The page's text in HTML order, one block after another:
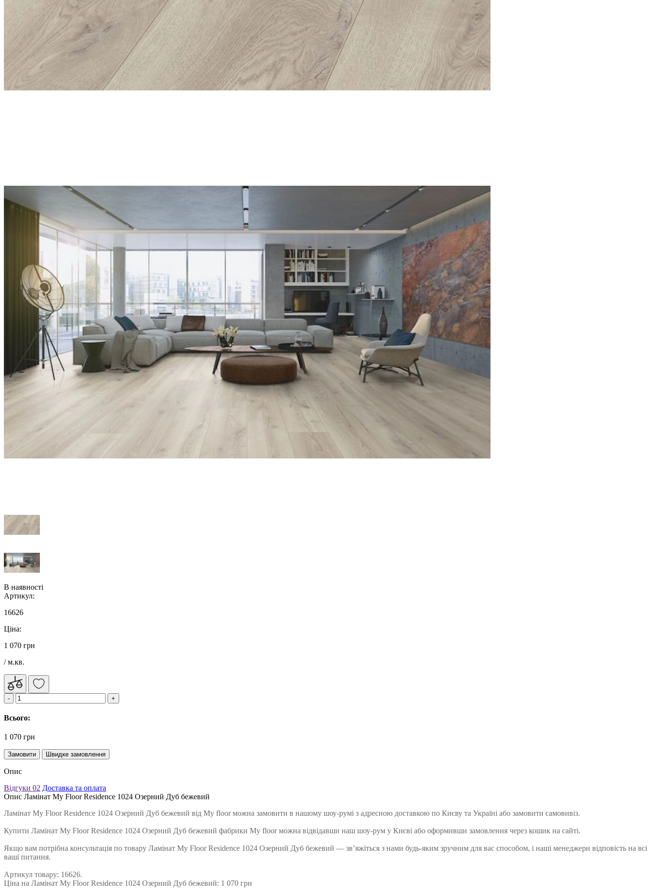
В наявності
Артикул:
16626
Ціна:
1 070 грн
/ м.кв.
Всього:
1 070 грн
Замовити Швидке замовлення
Опис
Відгуки 02 Доставка та оплата
Опис Ламінат My Floor Residence 1024 Озерний Дуб бежевий
Ламінат My Floor Residence 1024 Озерний Дуб бежевий від My floor можна замовити в нашому шоу-румі з адресною доставкою по Києву та Україні або замовити самовивіз.
Купити Ламінат My Floor Residence 1024 Озерний Дуб бежевий фабрики My floor можна відвідавши наш шоу-рум у Києві або оформивши замовлення через кошик на сайті.
Якщо вам потрібна консультація по товару Ламінат My Floor Residence 1024 Озерний Дуб бежевий — зв’яжіться з нами будь-яким зручним для вас способом, і наші менеджери відповість на всі
ваші питання.
Артикул товару: 16626.
Ціна на Ламінат My Floor Residence 1024 Озерний Дуб бежевий: 1 070 грн